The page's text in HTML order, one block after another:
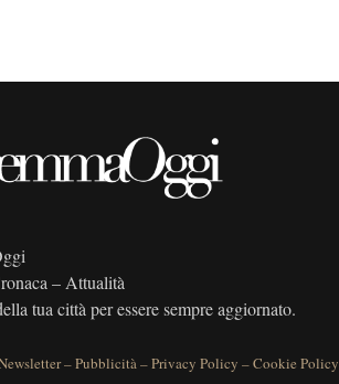
– Attualità
tua città per essere sempre aggiornato.
–Pubblicità–Privacy Policy –Cookie Policy